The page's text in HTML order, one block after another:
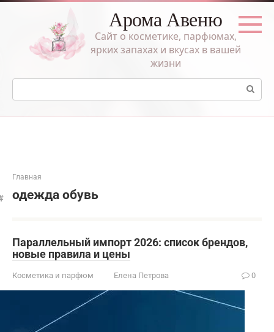
Перейти
Арома Авеню
Сайт о косметике, парфюмах,
ярких запахах и вкусах в вашей
жизни
Поиск:
Главная
одежда обувь
Параллельный импорт 2026: список брендов,
новые правила и цены
Косметика и парфюм Елена Петрова 0